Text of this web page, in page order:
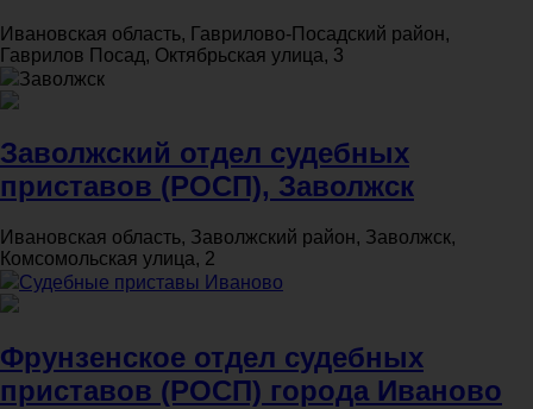
Ивановская область, Гаврилово-Посадский район,
Гаврилов Посад, Октябрьская улица, 3
Заволжск
Заволжский отдел судебных
приставов (РОСП), Заволжск
Ивановская область, Заволжский район, Заволжск,
Комсомольская улица, 2
Судебные приставы Иваново
Фрунзенское отдел судебных
приставов (РОСП) города Иваново